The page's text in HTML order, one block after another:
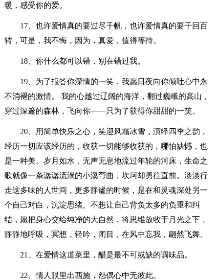
暖，感受你的爱。
17、也许爱情真的要过尽千帆，也许爱情真的要千回百
转，可是，我不悔，因为，真爱，值得等待。
18、你什么都可以错，别在错过我。
19、为了报答你深情的一笑，我愿日夜向你倾吐心中永
不消褪的激情。 我的心越过辽阔的海洋，翻过巍峨的高山，
穿过深邃的森林，飞向你――只为了获得你甜甜的一笑。
20、用简单快乐之心，笑迎风霜冰雪，演绎四季之韵，
经历一切应该经历的，收获一切能够收获的，哪怕缺憾，也
是一种美。岁月如水，无声无息地流过年轮的河床，生命之
歌就像一条潺潺流淌的小溪弯曲，坎坷却勇往直前。淡淡行
走这多味的人世间，更多静谧的时候，是在和灵魂深处另一
个自己对白，沉淀思绪。不想让自己背负太多的负重和纠
结，愿把身心交给纯净的大自然，将思维放牧于月光之下，
静静地呼吸，冥想，轻吟，闭目，在风中忘我，翩然飞舞。
21、在爱情这道菜里，醋是最不可或缺的调味品。
22、情人眼里出西施，怨偶心中无彼此。